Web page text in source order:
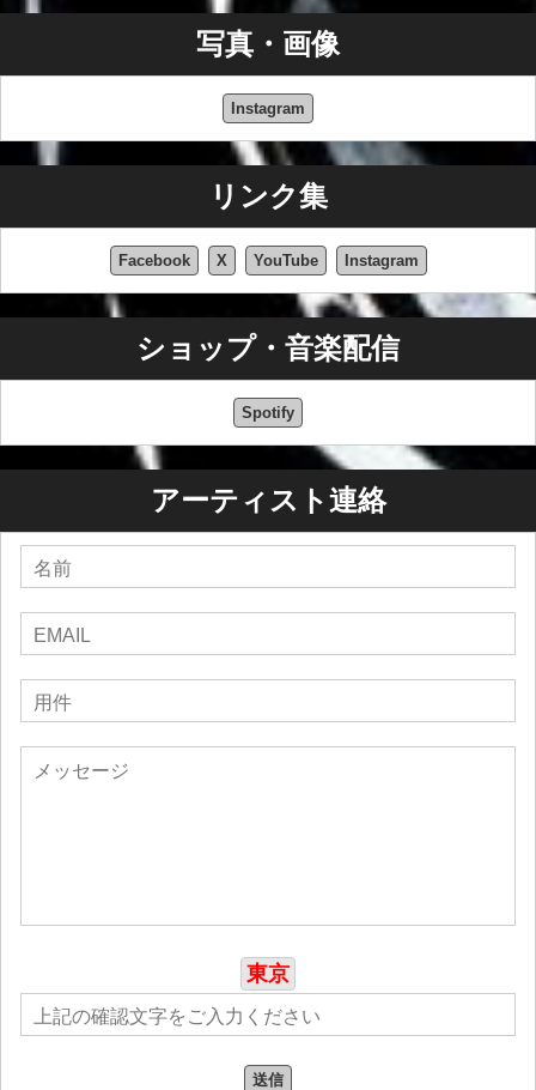
写真・画像
Instagram
リンク集
Facebook X YouTube Instagram
ショップ・音楽配信
Spotify
アーティスト連絡
東京
送信